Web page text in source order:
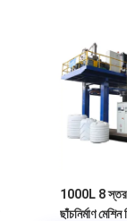
1000L 8 স্তর
ছাঁচনির্মাণ মেশিন